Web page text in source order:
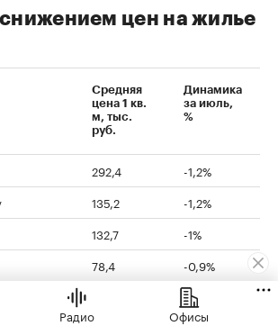
снижением цен на жилье
Средняя
цена 1 кв.
м, тыс.
руб.
Динамика
за июль,
%
292,4
-1,2%
135,2
-1,2%
132,7
-1%
78,4
-0,9%
-0,5%
-0,5%
Радио Офисы